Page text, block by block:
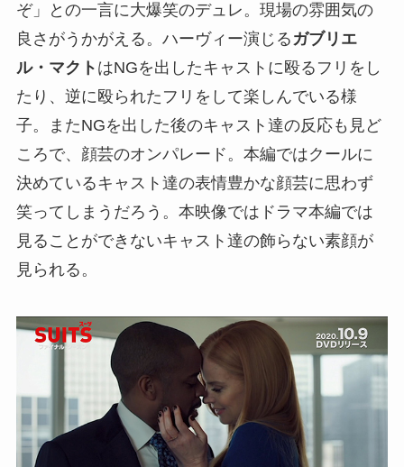
ぞ」との一言に大爆笑のデュレ。現場の雰囲気の
良さがうかがえる。ハーヴィー演じる ガブリエ
ル・マクト はNGを出したキャストに殴るフリをし
たり、逆に殴られたフリをして楽しんでいる様
子。またNGを出した後のキャスト達の反応も見ど
ころで、顔芸のオンパレード。本編ではクールに
決めているキャスト達の表情豊かな顔芸に思わず
笑ってしまうだろう。本映像ではドラマ本編では
見ることができないキャスト達の飾らない素顔が
見られる。